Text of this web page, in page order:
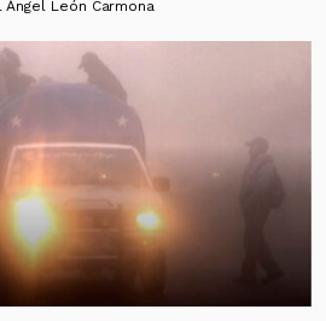
Ángel León Carmona